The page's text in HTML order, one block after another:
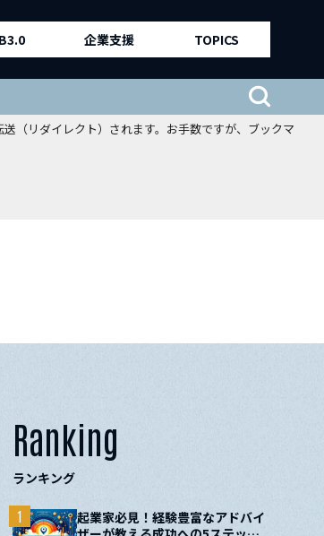
（リダイレクト）されます。お手数ですが、ブックマ
企業支援 TOPICS
Ranking
ランキング
起業家必見！経験豊富なアドバイ
1